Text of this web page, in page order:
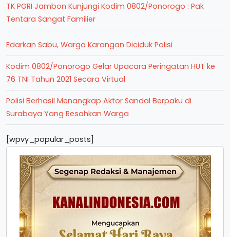
TK PGRI Jambon Kunjungi Kodim 0802/Ponorogo : Pak
Tentara Sangat Familier
Edarkan Sabu, Warga Karangan Diciduk Polisi
Kodim 0802/Ponorogo Gelar Upacara Peringatan HUT ke
76 TNI Tahun 2021 Secara Virtual
Polisi Berhasil Menangkap Aktor Sandal Berpaku di
Surabaya Yang Resahkan Warga
[wpvy_popular_posts]